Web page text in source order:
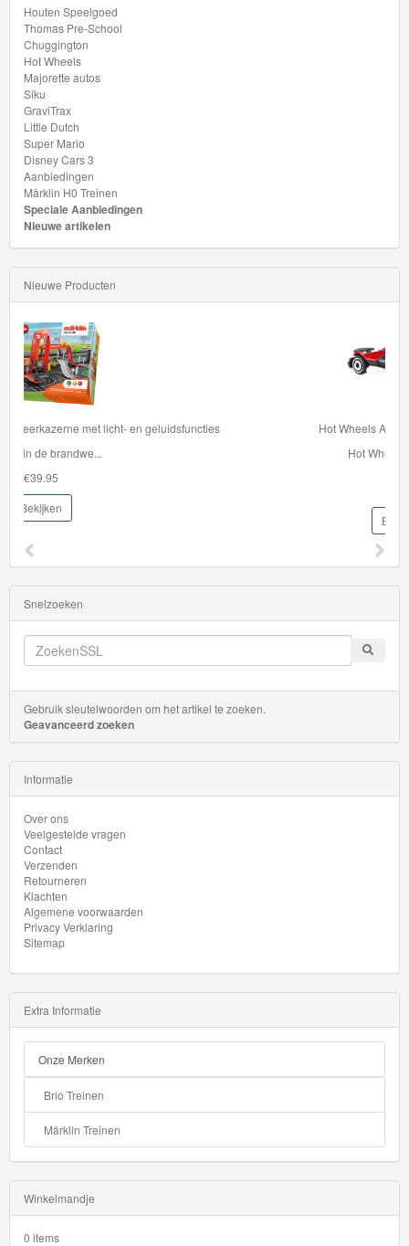
Super
Mario
Disney
Cars
3
Aanbiedingen
Märklin
H0
Treinen
Houten Speelgoed
Thomas Pre-School
Chuggington
Hot Wheels
Majorette autos
Siku
GraviTrax
Little Dutch
Super Mario
Disney Cars 3
Aanbiedingen
Märklin H0 Treinen
Speciale Aanbiedingen
Nieuwe artikelen
Nieuwe Producten
Hot Wheels Auto - Cyber Speeder
Snelzoeken
Gebruik sleutelwoorden om het artikel te zoeken.
Geavanceerd zoeken
Informatie
Over ons
Veelgestelde vragen
Contact
Verzenden
Retourneren
Klachten
Algemene voorwaarden
Privacy Verklaring
Sitemap
Extra Informatie
Onze Merken
Brio Treinen
Märklin Treinen
Winkelmandje
0 items